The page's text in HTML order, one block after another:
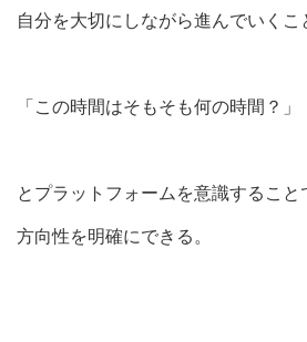
自分を大切にしながら進んでいくこ
「この時間はそもそも何の時間？」
とプラットフォームを意識すること
方向性を明確にできる。